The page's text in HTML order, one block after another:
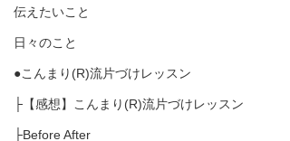
伝えたいこと
日々のこと
●こんまり(R)流片づけレッスン
├【感想】こんまり(R)流片づけレッスン
├Before After